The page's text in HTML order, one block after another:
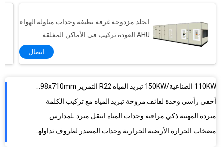
الجلد مزدوجة غرفة نظيفة وحدات مناولة الهواء
AHU العودة تركيب في الأماكن المغلقة
اتصال
أخفى رأسي وحدة لفائف مروحة تبريد المياه مع تركيب الكلمة
مبردة المهنية ذكي مراقبة وحدات المياه انتقل مبرد للمدارس
مبردة مركزية التحكم في المياه انتقل مبرد للمكيف الهواء
الطاقة الحرارية الأرضية 77KW 20 طن مضخة الحرارة وحدة المكثف مع مراقبة غامض